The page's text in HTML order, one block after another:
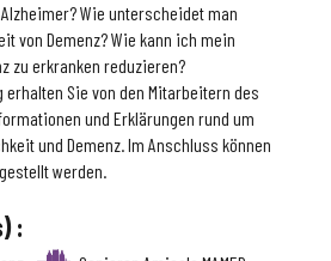
Wie unterscheidet man
von Demenz? Wie kann ich mein
zu erkranken reduzieren?
Sie von den Mitarbeitern des
und Erklärungen rund um
und Demenz. Im Anschluss können
werden.
: